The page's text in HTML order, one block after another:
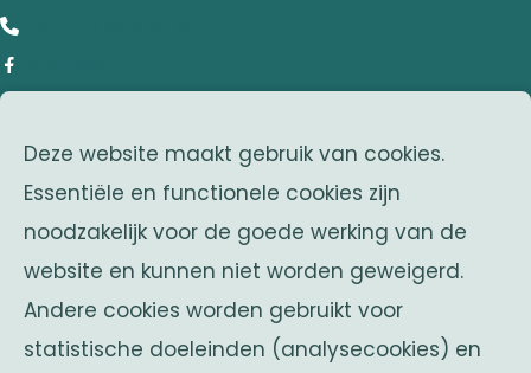
Deze website maakt gebruik van cookies.
Essentiële en functionele cookies zijn
noodzakelijk voor de goede werking van de
website en kunnen niet worden geweigerd.
Andere cookies worden gebruikt voor
statistische doeleinden (analysecookies) en
adres
Franklin Rooseveltlaan 25
1050 Brussel
Belgium
zusterverenigingen
Solidaritas